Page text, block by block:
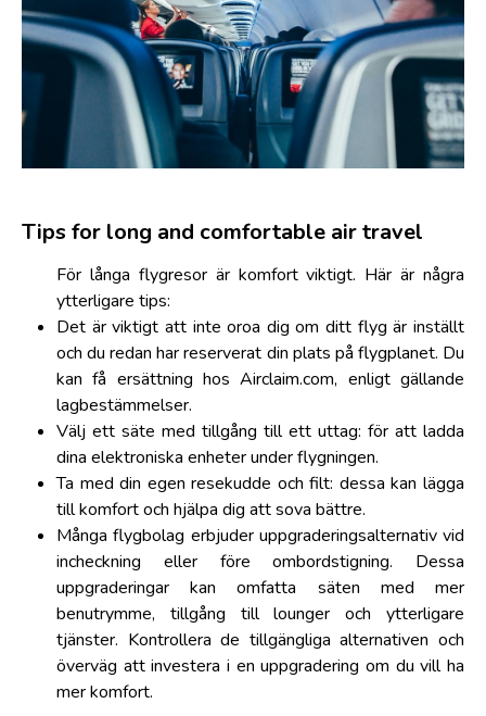
Tips for long and comfortable air travel
För långa flygresor är komfort viktigt. Här är några
ytterligare tips:
Det är viktigt att inte oroa dig om ditt flyg är inställt
och du redan har reserverat din plats på flygplanet. Du
kan få ersättning hos Airclaim.com, enligt gällande
lagbestämmelser.
Välj ett säte med tillgång till ett uttag: för att ladda
dina elektroniska enheter under flygningen.
Ta med din egen resekudde och filt: dessa kan lägga
till komfort och hjälpa dig att sova bättre.
Många flygbolag erbjuder uppgraderingsalternativ vid
incheckning eller före ombordstigning. Dessa
uppgraderingar kan omfatta säten med mer
benutrymme, tillgång till lounger och ytterligare
tjänster. Kontrollera de tillgängliga alternativen och
överväg att investera i en uppgradering om du vill ha
mer komfort.